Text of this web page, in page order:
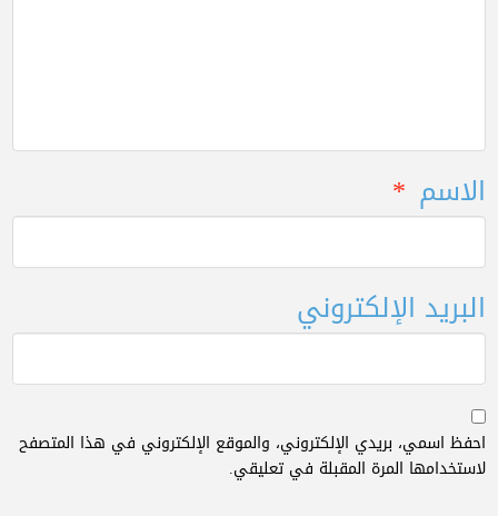
الاسم *
البريد الإلكتروني
احفظ اسمي، بريدي الإلكتروني، والموقع الإلكتروني في هذا المتصفح
لاستخدامها المرة المقبلة في تعليقي.